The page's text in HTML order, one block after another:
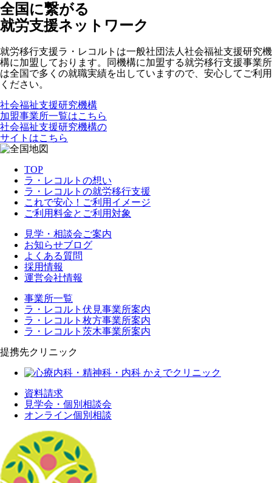
全国に繋がる
就労支援ネットワーク
就労移行支援ラ・レコルトは一般社団法人社会福祉支援研究機
構に加盟しております。同機構に加盟する就労移行支援事業所
は全国で多くの就職実績を出していますので、安心してご利用
ください。
社会福祉支援研究機構
加盟事業所一覧はこちら
社会福祉支援研究機構の
サイトはこちら
TOP
ラ・レコルトの想い
ラ・レコルトの就労移行支援
これで安心！ご利用イメージ
ご利用料金とご利用対象
見学・相談会ご案内
お知らせブログ
よくある質問
採用情報
運営会社情報
事業所一覧
ラ・レコルト伏見事業所案内
ラ・レコルト枚方事業所案内
ラ・レコルト茨木事業所案内
提携先クリニック
資料請求
見学会・個別相談会
オンライン個別相談